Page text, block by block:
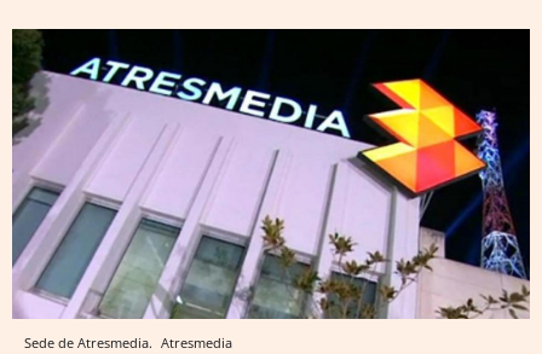
Sede de Atresmedia. Atresmedia